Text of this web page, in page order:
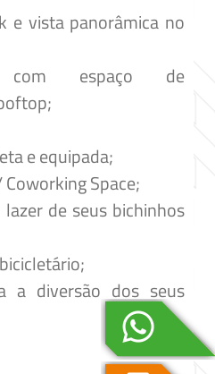
e vista panorâmica no
com espaço de
e equipada;
Space;
de seus bichinhos
a diversão dos seus